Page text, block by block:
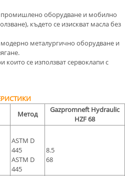
промишлено оборудване и мобилно
където се изискват масла без
металургично оборудване и
които се използват сервоклапи с
Метод
Gazpromneft Hydraulic
HZF 68
ASTM D
445
ASTM D
445
8.5
68